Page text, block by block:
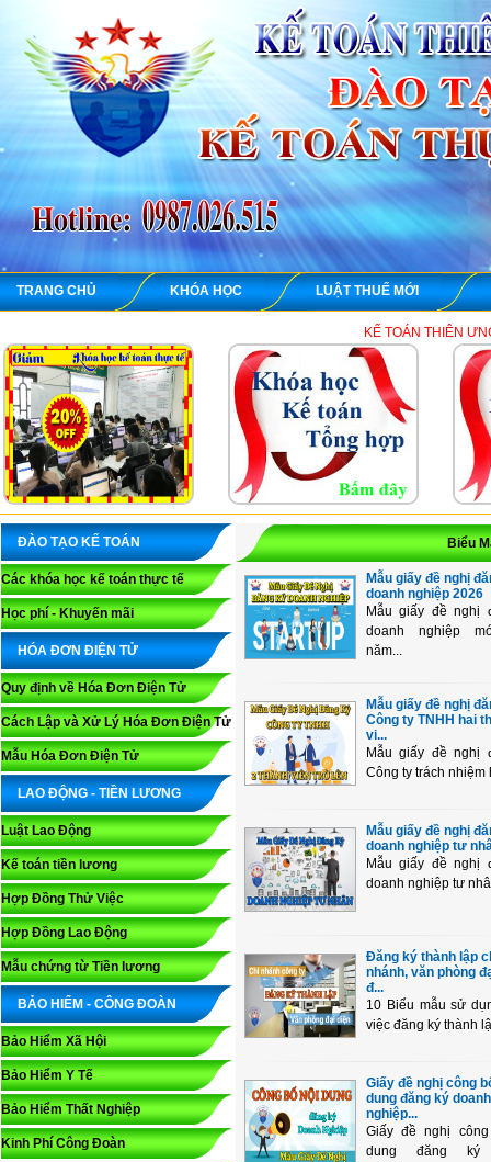
TRANG CHỦ KHÓA HỌC LUẬT THUẾ MỚI
KẾ TOÁN THIÊN ƯNG chuyên
ĐÀO TẠO KẾ TOÁN
Các khóa học kế toán thực tế
Học phí - Khuyến mãi
HÓA ĐƠN ĐIỆN TỬ
Quy định về Hóa Đơn Điện Tử
Cách Lập và Xử Lý Hóa Đơn Điện Tử
Mẫu Hóa Đơn Điện Tử
LAO ĐỘNG - TIỀN LƯƠNG
Luật Lao Động
Kế toán tiền lương
Hợp Đồng Thử Việc
Hợp Đồng Lao Động
Mẫu chứng từ Tiền lương
BẢO HIỂM - CÔNG ĐOÀN
Bảo Hiểm Xã Hội
Bảo Hiểm Y Tế
Bảo Hiểm Thất Nghiệp
Kinh Phí Công Đoàn
Biểu
Mẫu giấy đề nghị
doanh nghiệp 2026
Mẫu giấy đề nghị
doanh nghiệp
năm...
Mẫu giấy đề nghị
Công ty TNHH hai
vi...
Mẫu giấy đề nghị
Công ty trách nhiệm
Mẫu giấy đề nghị
doanh nghiệp tư
Mẫu giấy đề nghị
doanh nghiệp tư
Đăng ký thành lập
nhánh, văn phòng
đ...
10 Biểu mẫu sử
việc đăng ký thành
Giấy đề nghị công
dung đăng ký doanh
nghiệp...
Giấy đề nghị
dung đăng ký